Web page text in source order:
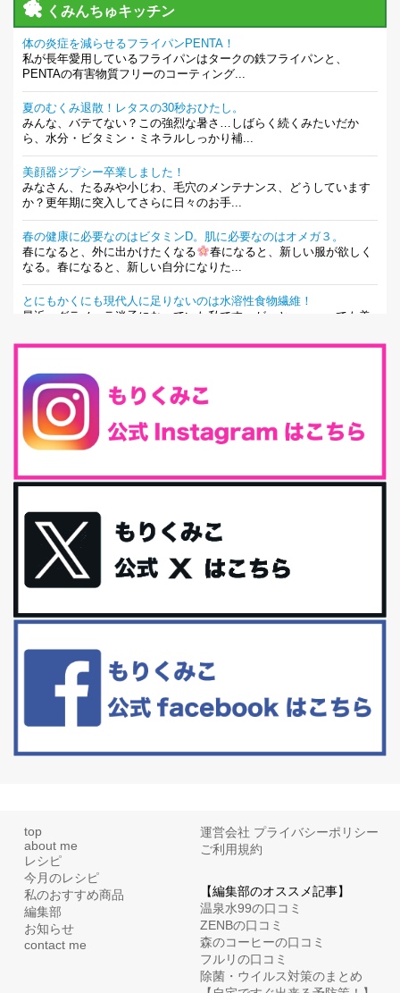
くみんちゅキッチン
体の炎症を減らせるフライパンPENTA！
私が長年愛用しているフライパンはタークの鉄フライパンと、
PENTAの有害物質フリーのコーティング...
夏のむくみ退散！レタスの30秒おひたし。
みんな、バテてない？この強烈な暑さ…しばらく続くみたいだか
ら、水分・ビタミン・ミネラルしっかり補...
美顔器ジプシー卒業しました！
みなさん、たるみや小じわ、毛穴のメンテナンス、どうしています
か？更年期に突入してさらに日々のお手...
春の健康に必要なのはビタミンD。肌に必要なのはオメガ３。
春になると、外に出かけたくなる
春になると、新しい服が欲しく
なる。春になると、新しい自分になりた...
とにもかくにも現代人に足りないのは水溶性食物繊維！
最近、グラノーラ迷子になっていた私です。が、と〜〜〜っても美
腸内環境を整えることは、健康維持の中でいっちばん大事！だと私
は思っています。 ヒトの免...
iHerb特大セール終了間近！みんな何買う？
最近お風呂上がりの炭酸水をシリカシリカにしているんだけど確か
今回は、最近毎回定期的に購入している「楽天ふるさと納税」の返
礼品トップ５を紹介します。今までいろ...
更年期を穏やかに乗りきるために今できる５つのこと。
アラフィフからの体と心の整え方。 私も気づけばアラフィフ、これ
といった更年期症状はまだ...
白髪・美容・免疫力、現代人に足りないのは海藻！
リーブオイルorごま油をたらす。&n...
top
about me
レシピ
今月のレシピ
私のおすすめ商品
編集部
お知らせ
contact me
運営会社 プライバシーポリシー
ご利用規約
【編集部のオススメ記事】
温泉水99の口コミ
ZENBの口コミ
森のコーヒーの口コミ
フルリの口コミ
除菌・ウイルス対策のまとめ